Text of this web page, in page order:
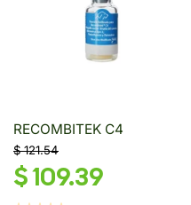
RECOMBITEK C4
$ 121.54
$ 109.39